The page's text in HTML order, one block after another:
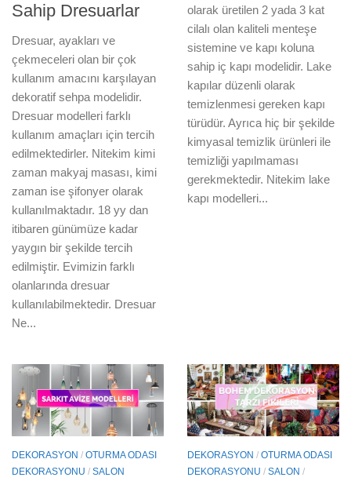
Sahip Dresuarlar
Dresuar, ayakları ve
çekmeceleri olan bir çok
kullanım amacını karşılayan
dekoratif sehpa modelidir.
Dresuar modelleri farklı
kullanım amaçları için tercih
edilmektedirler. Nitekim kimi
zaman makyaj masası, kimi
zaman ise şifonyer olarak
kullanılmaktadır. 18 yy dan
itibaren günümüze kadar
yaygın bir şekilde tercih
edilmiştir. Evimizin farklı
olanlarında dresuar
kullanılabilmektedir. Dresuar
Ne...
olarak üretilen 2 yada 3 kat
cilalı olan kaliteli menteşe
sistemine ve kapı koluna
sahip iç kapı modelidir. Lake
kapılar düzenli olarak
temizlenmesi gereken kapı
türüdür. Ayrıca hiç bir şekilde
kimyasal temizlik ürünleri ile
temizliği yapılmaması
gerekmektedir. Nitekim lake
kapı modelleri...
DEKORASYON / OTURMA ODASI
DEKORASYONU / SALON
DEKORASYON / OTURMA ODASI
DEKORASYONU / SALON /